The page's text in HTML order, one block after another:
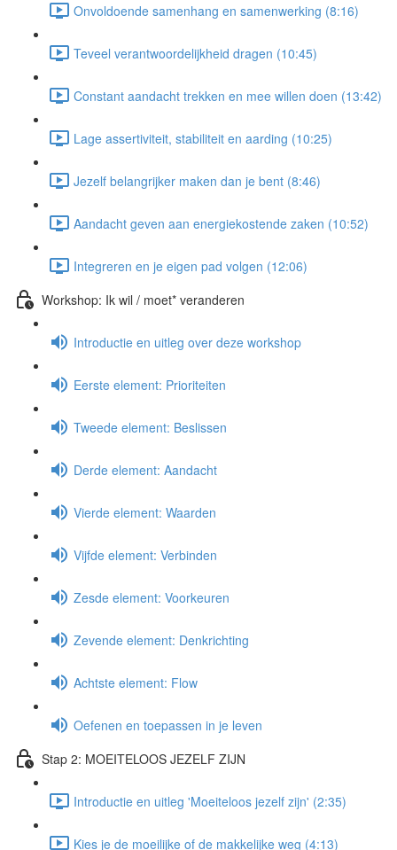
Onvoldoende samenhang en samenwerking (8:16)
Teveel verantwoordelijkheid dragen (10:45)
Constant aandacht trekken en mee willen doen (13:42)
Lage assertiviteit, stabiliteit en aarding (10:25)
Jezelf belangrijker maken dan je bent (8:46)
Aandacht geven aan energiekostende zaken (10:52)
Integreren en je eigen pad volgen (12:06)
Workshop: Ik wil / moet* veranderen
Introductie en uitleg over deze workshop
Eerste element: Prioriteiten
Tweede element: Beslissen
Derde element: Aandacht
Vierde element: Waarden
Vijfde element: Verbinden
Zesde element: Voorkeuren
Zevende element: Denkrichting
Achtste element: Flow
Oefenen en toepassen in je leven
Stap 2: MOEITELOOS JEZELF ZIJN
Introductie en uitleg 'Moeiteloos jezelf zijn' (2:35)
Kies je de moeilijke of de makkelijke weg (4:13)